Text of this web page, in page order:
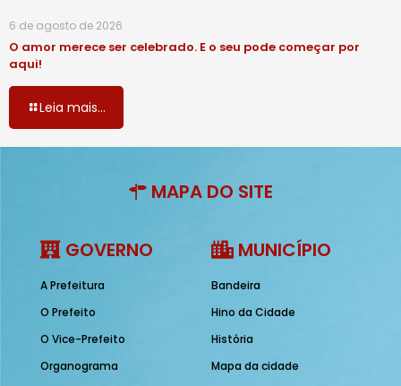
6 de agosto de 2026
O amor merece ser celebrado. E o seu pode começar por
aqui!
Leia mais...
MAPA DO SITE
GOVERNO
A Prefeitura
O Prefeito
O Vice-Prefeito
Organograma
MUNICÍPIO
Bandeira
Hino da Cidade
História
Mapa da cidade